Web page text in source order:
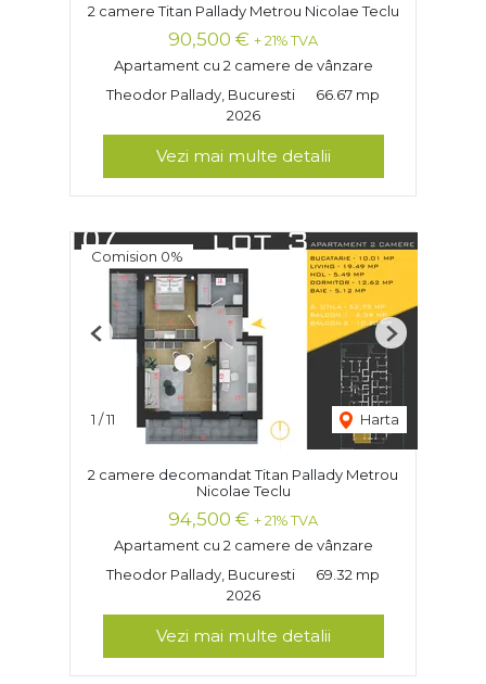
2 camere Titan Pallady Metrou Nicolae Teclu
90,500 € + 21% TVA
Apartament cu 2 camere de vânzare
Theodor Pallady, Bucuresti
66.67 mp
2026
Vezi mai multe detalii
Comision 0%
1 /11 Harta
Previous Next
2 camere decomandat Titan Pallady Metrou
Nicolae Teclu
94,500 € + 21% TVA
Apartament cu 2 camere de vânzare
Theodor Pallady, Bucuresti
69.32 mp
2026
Vezi mai multe detalii